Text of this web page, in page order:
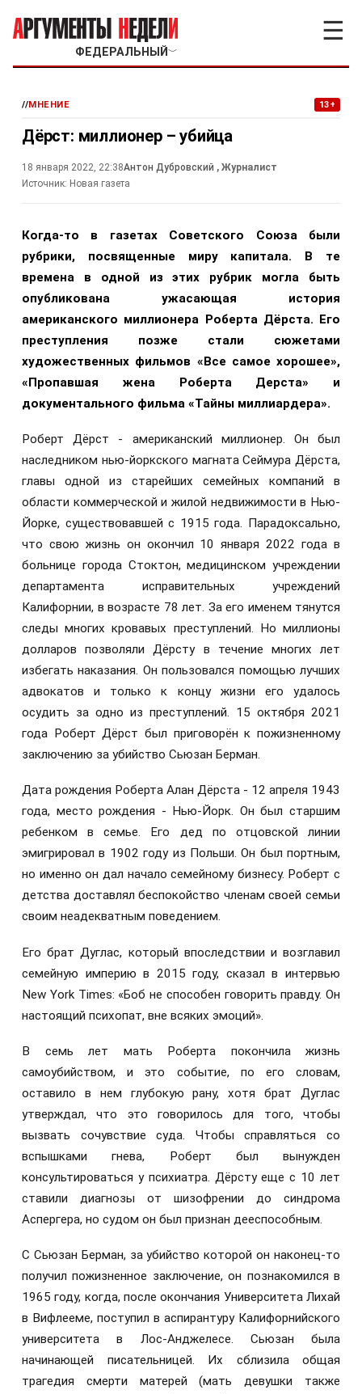
ФЕДЕРАЛЬНЫЙ ﹀
☰
//МНЕНИЕ 13+
Дёрст: миллионер – убийца
18 января 2022, 22:38Антон Дубровский , Журналист
Источник: Новая газета
Когда-то в газетах Советского Союза были
рубрики, посвященные миру капитала. В те
времена в одной из этих рубрик могла быть
опубликована ужасающая история
американского миллионера Роберта Дёрста. Его
преступления позже стали сюжетами
художественных фильмов «Все самое хорошее»,
«Пропавшая жена Роберта Дерста» и
документального фильма «Тайны миллиардера».
Роберт Дёрст - американский миллионер. Он был
наследником нью-йоркского магната Сеймура Дёрста,
главы одной из старейших семейных компаний в
области коммерческой и жилой недвижимости в Нью-
Йорке, существовавшей с 1915 года. Парадоксально,
что свою жизнь он окончил 10 января 2022 года в
больнице города Стоктон, медицинском учреждении
департамента исправительных учреждений
Калифорнии, в возрасте 78 лет. За его именем тянутся
следы многих кровавых преступлений. Но миллионы
долларов позволяли Дёрсту в течение многих лет
избегать наказания. Он пользовался помощью лучших
адвокатов и только к концу жизни его удалось
осудить за одно из преступлений. 15 октября 2021
года Роберт Дёрст был приговорён к пожизненному
заключению за убийство Сьюзан Берман.
Дата рождения Роберта Алан Дёрста - 12 апреля 1943
года, место рождения - Нью-Йорк. Он был старшим
ребенком в семье. Его дед по отцовской линии
эмигрировал в 1902 году из Польши. Он был портным,
но именно он дал начало семейному бизнесу. Роберт с
детства доставлял беспокойство членам своей семьи
своим неадекватным поведением.
Его брат Дуглас, который впоследствии и возглавил
семейную империю в 2015 году, сказал в интервью
New York Times: «Боб не способен говорить правду. Он
настоящий психопат, вне всяких эмоций».
В семь лет мать Роберта покончила жизнь
самоубийством, и это событие, по его словам,
оставило в нем глубокую рану, хотя брат Дуглас
утверждал, что это говорилось для того, чтобы
вызвать сочувствие суда. Чтобы справляться со
вспышками гнева, Роберт был вынужден
консультироваться у психиатра. Дёрсту еще с 10 лет
ставили диагнозы от шизофрении до синдрома
Аспергера, но судом он был признан дееспособным.
С Сьюзан Берман, за убийство которой он наконец-то
получил пожизненное заключение, он познакомился в
1965 году, когда, после окончания Университета Лихай
в Вифлееме, поступил в аспирантуру Калифорнийского
университета в Лос-Анджелесе. Сьюзан была
начинающей писательницей. Их сблизила общая
трагедия смерти матерей (мать девушки также